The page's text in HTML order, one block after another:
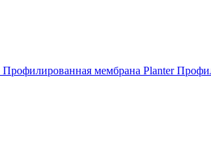
Профилированная мембрана Planter